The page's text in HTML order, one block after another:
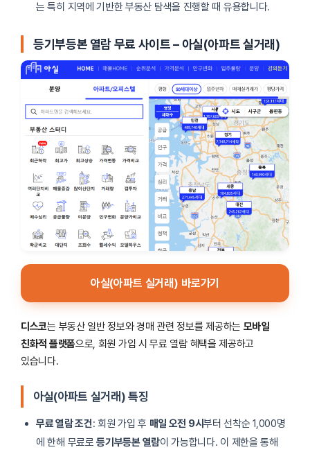
는 특히 지역에 기반한 부동산 탐색을 진행할 때 유용합니다.
등기부등본 열람 무료 사이트 – 아실(아파트 실거래)
아실(아파트 실거래) 바로가기
디스코는 부동산 일반 정보와 경매 관련 정보를 제공하는 모바일
친화적 플랫폼으로, 회원 가입 시 무료 열람 혜택을 제공하고
있습니다.
아실(아파트 실거래) 특징
무료 열람 조건: 회원 가입 후 매일 오전 9시부터 선착순 1,000명
에 한해 무료로등기부등본 열람이 가능합니다. 이 제한을 통해